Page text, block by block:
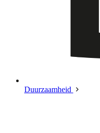
Duurzaamheid